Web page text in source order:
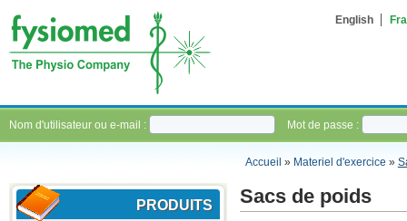
English
Nom d'utilisateur ou e-mail : Mot de passe :
Accueil » Materiel d'exercice»
PRODUITS Sacs de poids